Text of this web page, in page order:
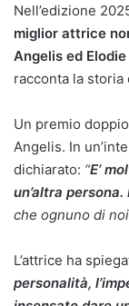
Nell’edizione
miglior attrice
Angelis ed
racconta la
Un premio
Angelis. In
dichiarato: “E’
un’altra
che ognuno di
L’attrice ha
personalità,